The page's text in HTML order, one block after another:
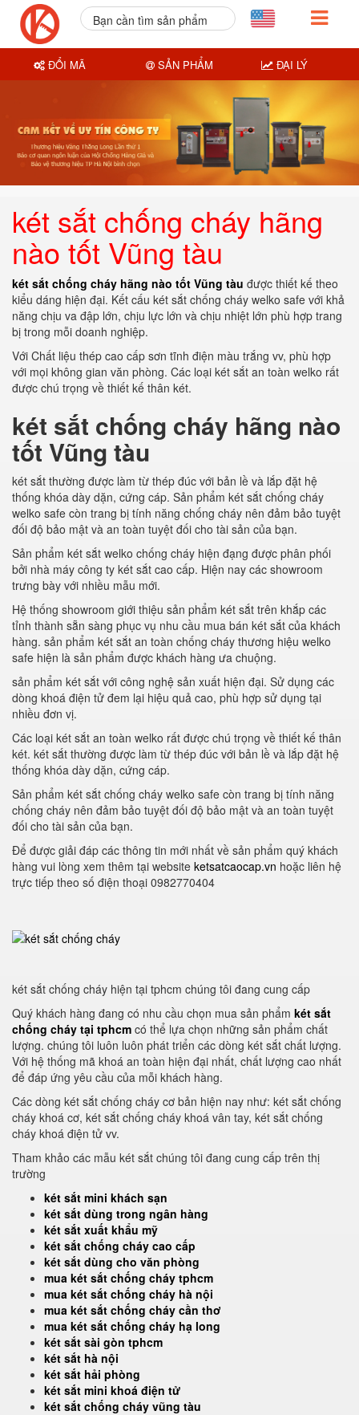
két sắt chống cháy hãng
nào tốt Vũng tàu
két sắt chống cháy hãng nào tốt Vũng tàu được thiết kế theo
kiểu dáng hiện đại. Kết cấu két sắt chống cháy welko safe với khả
năng chịu va đập lớn, chịu lực lớn và chịu nhiệt lớn phù hợp trang
bị trong mỗi doanh nghiệp.
Với Chất liệu thép cao cấp sơn tĩnh điện màu trắng vv, phù hợp
với mọi không gian văn phòng. Các loại két sắt an toàn welko rất
được chú trọng về thiết kế thân két.
két sắt chống cháy hãng nào
tốt Vũng tàu
két sắt thường được làm từ thép đúc với bản lề và lắp đặt hệ
thống khóa dày dặn, cứng cáp. Sản phẩm két sắt chống cháy
welko safe còn trang bị tính năng chống cháy nên đảm bảo tuyệt
đối độ bảo mật và an toàn tuyệt đối cho tài sản của bạn.
Sản phẩm két sắt welko chống cháy hiện đạng được phân phối
bởi nhà máy công ty két sắt cao cấp. Hiện nay các showroom
trưng bày với nhiều mẫu mới.
Hệ thống showroom giới thiệu sản phẩm két sắt trên khắp các
tỉnh thành sẵn sàng phục vụ nhu cầu mua bán két sắt của khách
hàng. sản phẩm két sắt an toàn chống cháy thương hiệu welko
safe hiện là sản phẩm được khách hàng ưa chuộng.
sản phẩm két sắt với công nghệ sản xuất hiện đại. Sử dụng các
dòng khoá điện tử đem lại hiệu quả cao, phù hợp sử dụng tại
nhiều đơn vị.
Các loại két sắt an toàn welko rất được chú trọng về thiết kế thân
két. két sắt thường được làm từ thép đúc với bản lề và lắp đặt hệ
thống khóa dày dặn, cứng cáp.
Sản phẩm két sắt chống cháy welko safe còn trang bị tính năng
chống cháy nên đảm bảo tuyệt đối độ bảo mật và an toàn tuyệt
đối cho tài sản của bạn.
Để được giải đáp các thông tin mới nhất về sản phẩm quý khách
hàng vui lòng xem thêm tại website ketsatcaocap.vn hoặc liên hệ
trực tiếp theo số điện thoại 0982770404
két sắt chống cháy hiện tại tphcm chúng tôi đang cung cấp
Quý khách hàng đang có nhu cầu chọn mua sản phẩm két sắt
chống cháy tại tphcm có thể lựa chọn những sản phẩm chất
lượng. chúng tôi luôn luôn phát triển các dòng két sắt chất lượng.
Với hệ thống mã khoá an toàn hiện đại nhất, chất lượng cao nhất
để đáp ứng yêu cầu của mỗi khách hàng.
Các dòng két sắt chống cháy cơ bản hiện nay như: két sắt chống
cháy khoá cơ, két sắt chống cháy khoá vân tay, két sắt chống
cháy khoá điện tử vv.
Tham khảo các mẫu két sắt chúng tôi đang cung cấp trên thị
trường
két sắt mini khách sạn
két sắt dùng trong ngân hàng
két sắt xuất khẩu mỹ
két sắt chống cháy cao cấp
két sắt dùng cho văn phòng
mua két sắt chống cháy tphcm
mua két sắt chống cháy hà nội
mua két sắt chống cháy cần thơ
mua két sắt chống cháy hạ long
két sắt sài gòn tphcm
két sắt hà nội
két sắt hải phòng
két sắt mini khoá điện tử
két sắt chống cháy vũng tàu
Bạn cần tìm sản phẩm
ĐỔI MÃ SẢN PHẨM ĐẠI LÝ